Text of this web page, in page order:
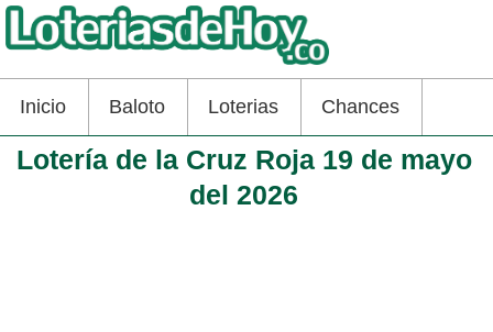
Inicio Baloto Loterias Chances
Lotería de la Cruz Roja 19 de mayo
del 2026